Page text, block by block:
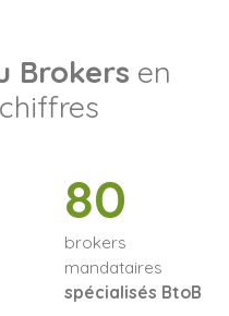
Brokers en
80
brokers
mandataires
spécialisés BtoB